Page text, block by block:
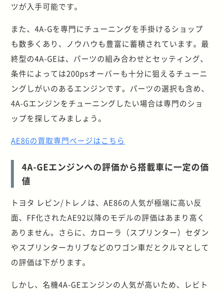
ツが入手可能です。
また、4A-Gを専門にチューニングを手掛けるショップ
も数多くあり、ノウハウも豊富に蓄積されています。最
終型の4A-GEは、パーツの組み合わせとセッティング、
条件によっては200psオーバーも十分に狙えるチューニ
ングしがいのあるエンジンです。パーツの選択も含め、
4A-Gエンジンをチューニングしたい場合は専門のショ
ップを探してみましょう。
AE86の買取専門ページはこちら
4A-GEエンジンへの評価から搭載車に一定の価
値
トヨタ レビン/トレノは、AE86の人気が極端に高い反
面、FF化されたAE92以降のモデルの評価はあまり高く
ありません。さらに、カローラ（スプリンター）セダン
やスプリンターカリブなどのワゴン車だとクルマとして
の評価は下がります。
しかし、名機4A-GEエンジンの人気が高いため、レビト